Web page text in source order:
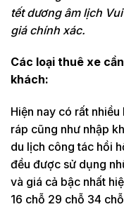
tết dương âm lịch
giá chính xác.
Các loại thuê xe
khách:
Hiện nay có rất
ráp cũng như nhập
du lịch công tác hồi
đều được sử dụng
và giá cả bậc nhất
16 chỗ 29 chỗ 34